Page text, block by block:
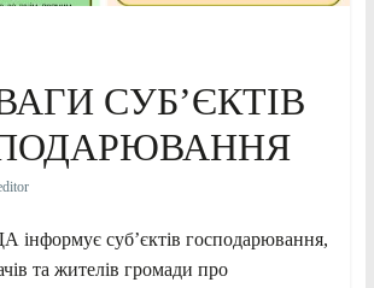
СУБ’ЄКТІВ
інформує суб’єктів господарювання,
та жителів громади про